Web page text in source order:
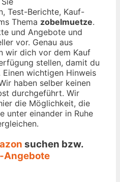
Test-Berichte, Kauf-
Thema zobelmuetze.
und Angebote und
vor. Genau aus
wir dich vor dem Kauf
stellen, damit du
wichtigen Hinweis
haben selber keinen
durchgeführt. Wir
die Möglichkeit, die
unter einander in Ruhe
suchen bzw.
Angebote